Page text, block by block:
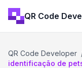
QR Code
QR Code Developer
identificação de